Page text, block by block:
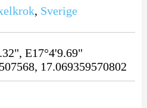
, Sverige
E17°4'9.69"
17.069359570802